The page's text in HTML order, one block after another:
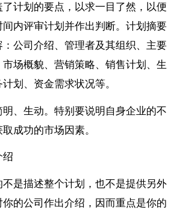
计划的要点，以求一目了然，以便
内评审计划并作出判断。计划摘要
公司介绍、管理者及其组织、主要
场概貌、营销策略、销售计划、生
划、资金需求状况等。
、生动。特别要说明自身企业的不
成功的市场因素。
绍
是描述整个计划，也不是提供另外
的公司作出介绍，因而重点是你的